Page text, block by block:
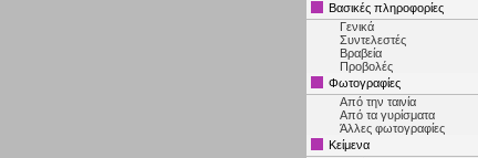
Βασικές πληροφορίες
Γενικά
Συντελεστές
Βραβεία
Προβολές
Φωτογραφίες
Από την ταινία
Από τα γυρίσματα
Άλλες φωτογραφίες
Κείμενα